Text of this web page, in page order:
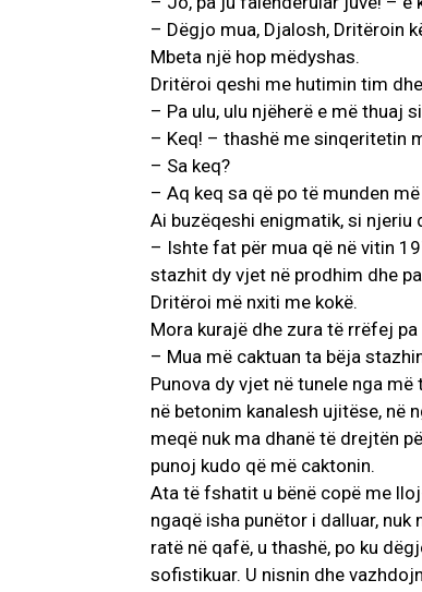
– Dëgjo mua, Djalosh, Dritëroin
Mbeta një hop mëdyshas.
Dritëroi qeshi me hutimin tim
– Pa ulu, ulu njëherë e më thuaj
– Keq! – thashë me sinqeritetin
– Sa keq?
– Aq keq sa që po të munden
Ai buzëqeshi enigmatik, si njeriu
– Ishte fat për mua që në vitin
stazhit dy vjet në prodhim dhe
Dritëroi më nxiti me kokë.
Mora kurajë dhe zura të rrëfej pa
– Mua më caktuan ta bëja
Punova dy vjet në tunele nga
në betonim kanalesh ujitëse, në
meqë nuk ma dhanë të drejtën
punoj kudo që më caktonin.
Ata të fshatit u bënë copë me
ngaqë isha punëtor i dalluar,
ratë në qafë, u thashë, po ku
sofistikuar. U nisnin dhe